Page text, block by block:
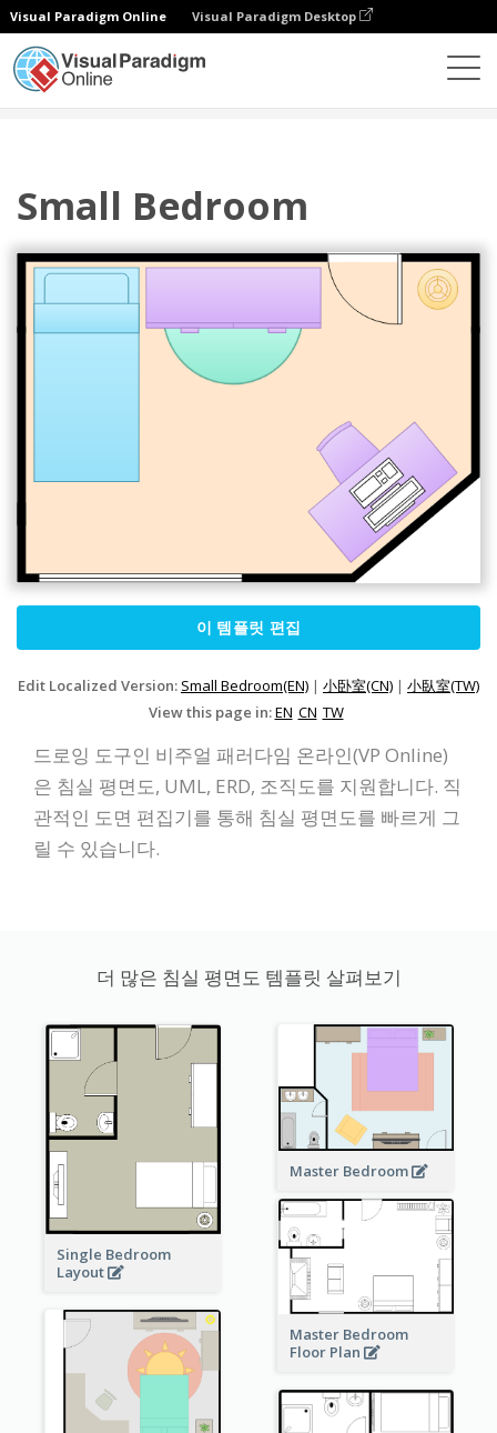
Visual Paradigm Online Visual Paradigm Desktop
Small Bedroom
이 템플릿 편집
Edit Localized Version: Small Bedroom(EN) | 小卧室(CN) | 小臥室(TW)
View this page in:EN CN TW
드로잉 도구인 비주얼 패러다임 온라인(VP Online)
은 침실 평면도, UML, ERD, 조직도를 지원합니다. 직
관적인 도면 편집기를 통해 침실 평면도를 빠르게 그
릴 수 있습니다.
더 많은 침실 평면도 템플릿 살펴보기
Single Bedroom
Layout
Master Bedroom
Master Bedroom
Floor Plan